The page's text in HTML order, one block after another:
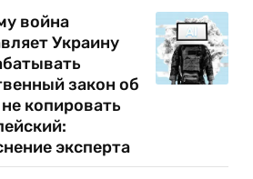
война
Украину
закон об
копировать
эксперта